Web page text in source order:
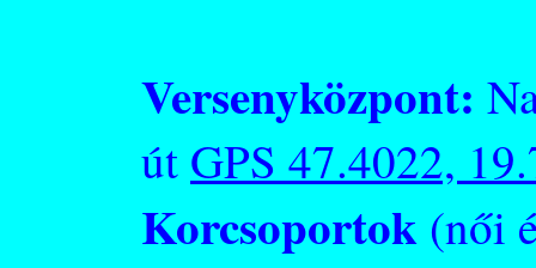
Versenyközpont:
út GPS 47.4022,
Korcsoportok (női